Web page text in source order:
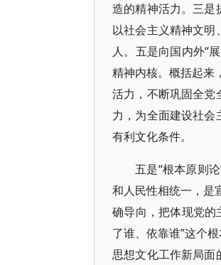
造的精神活力。三是
以社会主义精神文
人。五是向国内外“
精神内核。概括起来
活力，不断巩固全党
力，为全面建设社会
有利文化条件。
五是“根本原则
和人民性相统一，是
确导向，把体现党的
了谁、依靠谁”这个
思想文化工作新局面